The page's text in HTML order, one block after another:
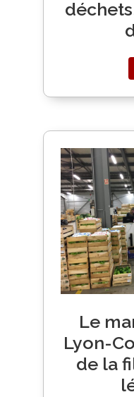
Le
Lyon-
de la